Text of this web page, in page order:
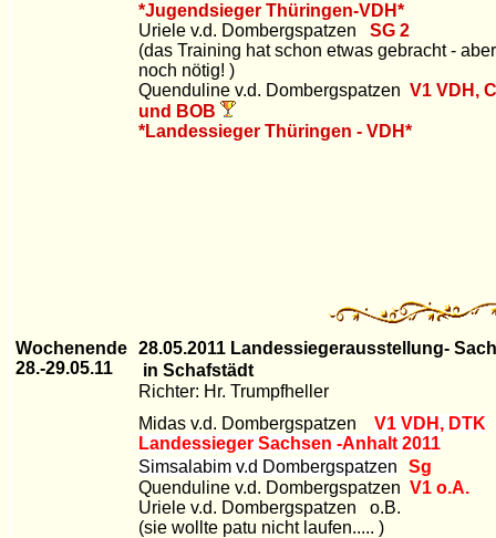
*Jugendsieger Thüringen-VDH*
Uriele v.d. Dombergspatzen SG 2
(das Training hat schon etwas gebracht -
noch nötig! )
Quenduline v.d. Dombergspatzen V1 VDH,
und BOB
*Landessieger Thüringen - VDH*
Wochenende
28.-29.05.11
28.05.2011 Landessiegerausstellung-
in Schafstädt
Richter: Hr. Trumpfheller
Midas v.d. Dombergspatzen V1 VDH, DTK
Landessieger Sachsen -Anhalt 2011
Simsalabim v.d Dombergspatzen
Sg
Quenduline v.d. Dombergspatzen V1 o.A.
Uriele v.d. Dombergspatzen o.B.
(sie wollte patu nicht laufen..... )